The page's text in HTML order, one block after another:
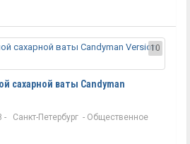
10
сахарной ваты Candyman
- Санкт-Петербург - Общественное